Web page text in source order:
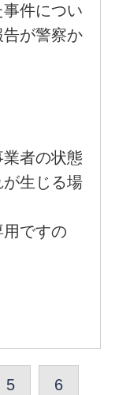
件につい
が警察か
者の状態
生じる場
ですの
5 6